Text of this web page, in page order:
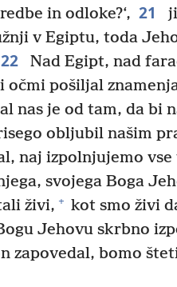
in odloke?‘, 21
v Egiptu, toda
22
Nad Egipt, nad
pošiljal
nas je od tam, da bi
obljubil našim
naj izpolnjujemo
svojega Boga
živi, + kot smo živi
Jehovu skrbno
zapovedal, bomo